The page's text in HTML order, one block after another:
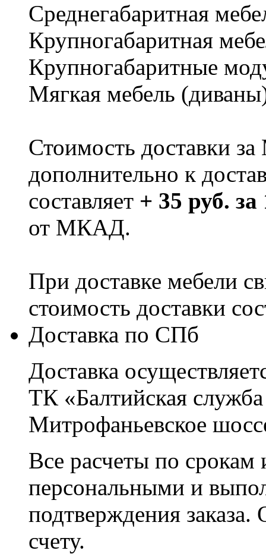
Cреднегабаритная
Крупногабаритная
Крупногабаритные
Мягкая мебель
Стоимость доставки
дополнительно к
составляет + 35 руб.
от МКАД.
При доставке мебели
стоимость доставки
Доставка по СПб
Доставка
ТК «Балтийская
Митрофаньевское
Все расчеты по срокам
персональными и
подтверждения заказа.
счету.